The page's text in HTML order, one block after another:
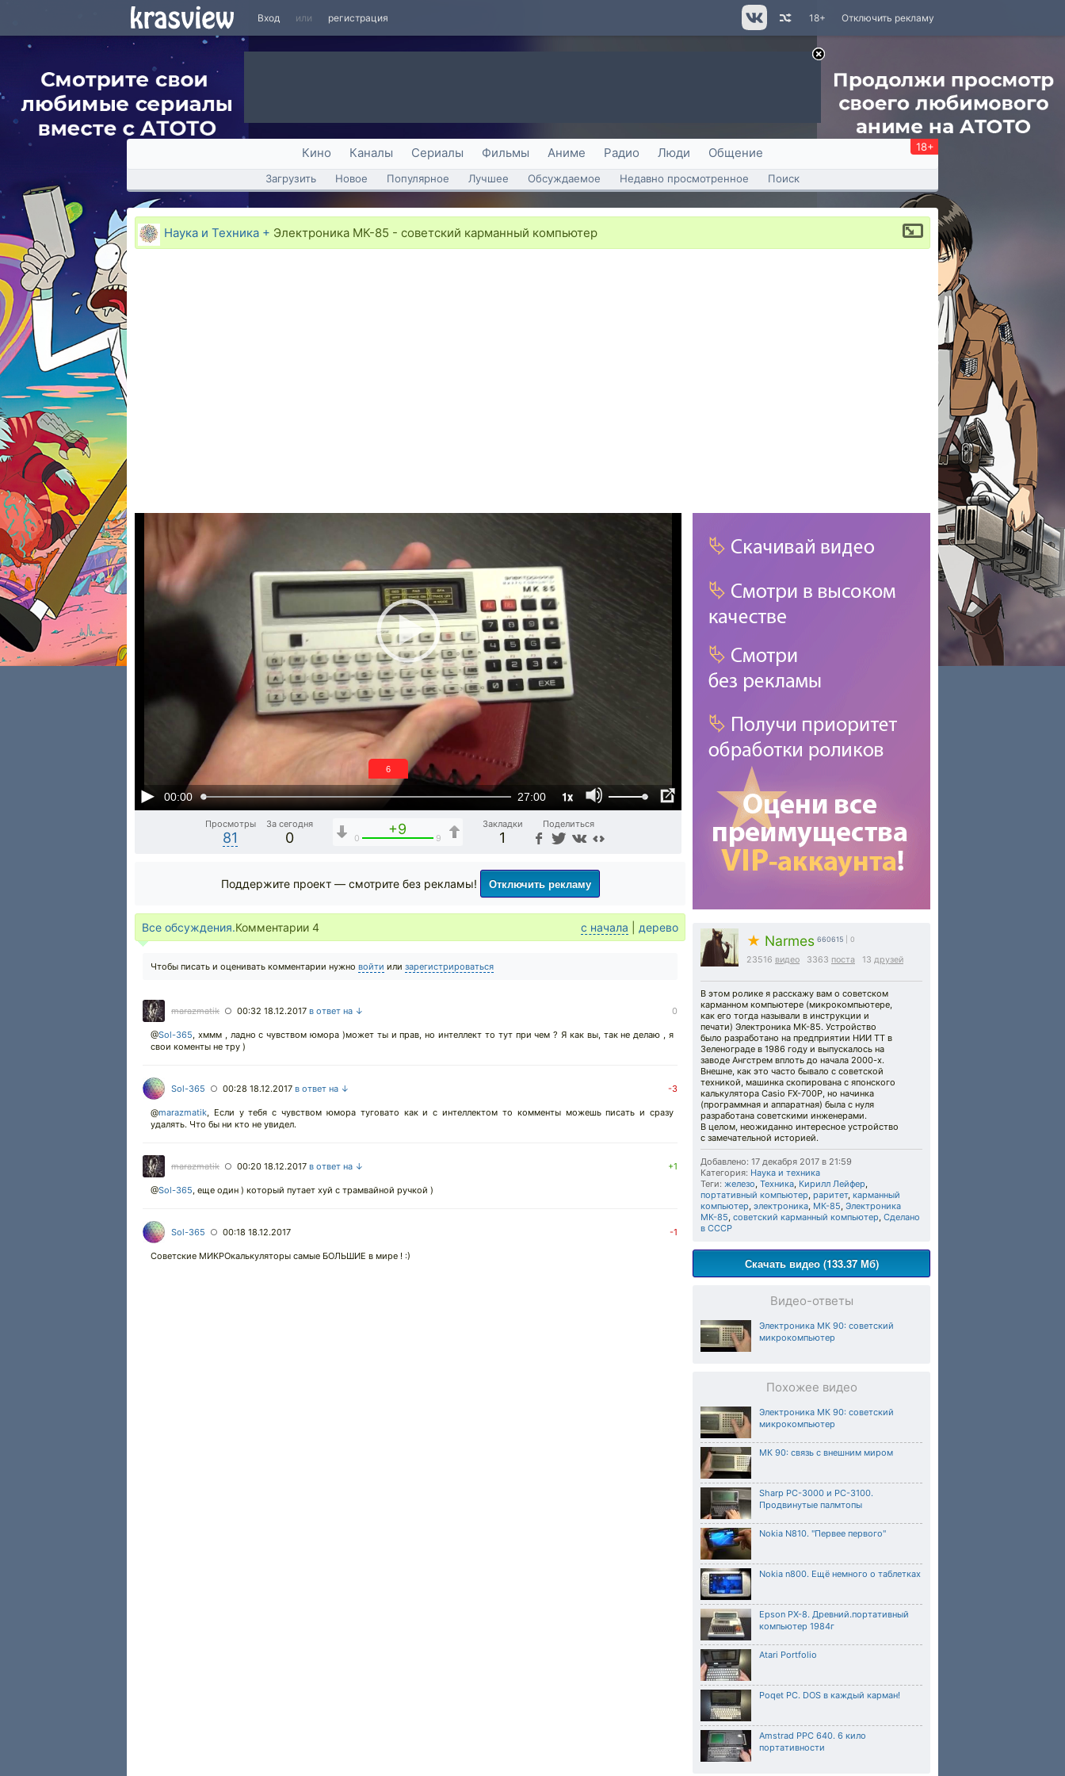
Вход или регистрация Отключить рекламу
18+
Кино Каналы Сериалы Фильмы Аниме Радио Люди Общение 18+
Загрузить Новое Популярное Лучшее Обсуждаемое Недавно просмотренное Поиск
Наука и Техника + Электроника МК-85 - советский карманный компьютер
00:00 27:00 1x
5
Просмотры
81
За сегодня
0
+9
0 9
Закладки
1
Поделиться
★ Narmes 660615 | 0
23516 видео 3363 поста 13 друзей
В этом ролике я расскажу вам о советском
карманном компьютере (микрокомпьютере,
как его тогда называли в инструкции и
печати) Электроника МК-85. Устройство
было разработано на предприятии НИИ ТТ в
Зеленограде в 1986 году и выпускалось на
заводе Ангстрем вплоть до начала 2000-х.
Внешне, как это часто бывало с советской
техникой, машинка скопирована с японского
калькулятора Casio FX-700P, но начинка
(программная и аппаратная) была с нуля
разработана советскими инженерами.
В целом, неожиданно интересное устройство
с замечательной историей.
Добавлено: 17 декабря 2017 в 21:59
Категория: Наука и техника
Теги: железо, Техника, Кирилл Лейфер,
портативный компьютер, раритет, карманный
компьютер, электроника, МК-85, Электроника
МК-85, советский карманный компьютер, Сделано
в СССР
Скачать видео (133.37 Мб)
Видео-ответы
Электроника МК 90: советский
микрокомпьютер
Похожее видео
Электроника МК 90: советский
микрокомпьютер
МК 90: связь с внешним миром
Sharp PC-3000 и PC-3100.
Продвинутые палмтопы
Nokia N810. "Первее первого"
Nokia n800. Ещё немного о таблетках
Epson PX-8. Древний.портативный
компьютер 1984г
Atari Portfolio
Poqet PC. DOS в каждый карман!
Amstrad PPC 640. 6 кило
портативности
Поддержите проект — смотрите без рекламы! Отключить рекламу
Все обсуждения.Комментарии 4 с начала дерево
Чтобы писать и оценивать комментарии нужно войти или зарегистрироваться
marazmatik ○ 00:32 18.12.2017 в ответ на ↓ 0
@Sol-365, хммм , ладно с чувством юмора )может ты и прав, но интеллект то тут при чем ? Я как вы, так не делаю , я
свои коменты не тру )
Sol-365 ○ 00:28 18.12.2017 в ответ на ↓ -3
@marazmatik, Если у тебя с чувством юмора туговато как и с интеллектом то комменты можешь писать и сразу
удалять. Что бы ни кто не увидел.
marazmatik ○ 00:20 18.12.2017 в ответ на ↓ +1
@Sol-365, еще один ) который путает хуй с трамвайной ручкой )
Sol-365 ○ 00:18 18.12.2017 -1
Советские МИКРОкалькуляторы самые БОЛЬШИЕ в мире ! :)